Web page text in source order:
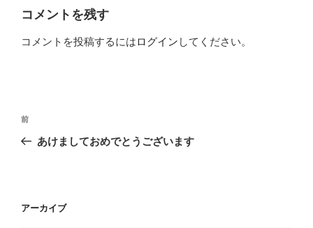
コメントを残す
コメントを投稿するにはログイン してください。
投
ナ
ー
前
の
前
あけましておめでとうございます
アーカイブ